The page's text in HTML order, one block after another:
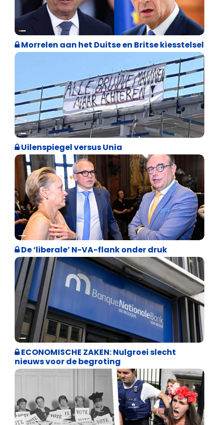
Internationale politiek
Morrelen aan het Duitse en Britse kiesstelsel
Cultuuroorlog
Uilenspiegel versus Unia
Binnenland politiek
De ‘liberale’ N-VA-flank onder druk
Binnenland politiek
ECONOMISCHE ZAKEN: Nulgroei slecht
nieuws voor de begroting